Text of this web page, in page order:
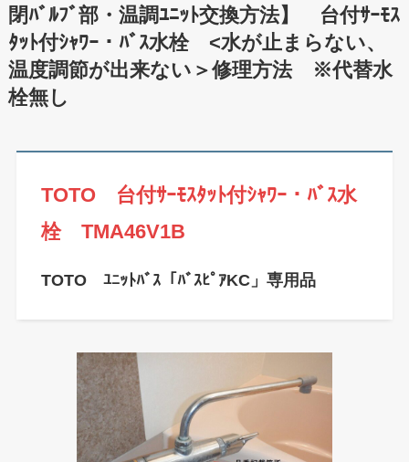
閉ﾊﾞﾙﾌﾞ部・温調ﾕﾆｯﾄ交換方法】 台付ｻｰﾓｽ
ﾀｯﾄ付ｼｬﾜｰ・ﾊﾞｽ水栓 <水が止まらない、
温度調節が出来ない＞修理方法 ※代替水
栓無し
TOTO 台付ｻｰﾓｽﾀｯﾄ付ｼｬﾜｰ・ﾊﾞｽ水
栓 TMA46V1B
TOTO ﾕﾆｯﾄﾊﾞｽ「ﾊﾞｽﾋﾟｱKC」専用品